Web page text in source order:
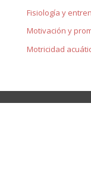
Fisiología y
Motivación y
Motricidad